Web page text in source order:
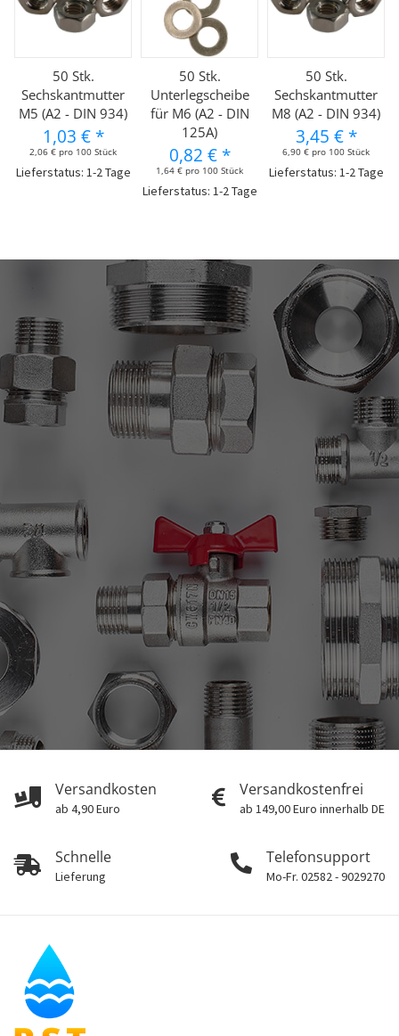
50 Stk.
Sechskantmutter
M5 (A2 - DIN 934)
1,03 € *
2,06 € pro 100 Stück
Lieferstatus: 1-2 Tage
50 Stk.
Unterlegscheibe
für M6 (A2 - DIN
125A)
0,82 € *
1,64 € pro 100 Stück
Lieferstatus: 1-2 Tage
50 Stk.
Sechskantmutter
M8 (A2 - DIN 934)
3,45 € *
6,90 € pro 100 Stück
Lieferstatus: 1-2 Tage
Versandkosten
ab 4,90 Euro
Versandkostenfrei
ab 149,00 Euro innerhalb DE
Schnelle
Lieferung
Telefonsupport
Mo-Fr. 02582 - 9029270